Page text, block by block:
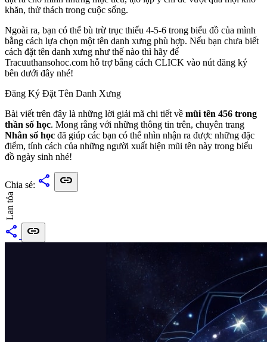
khăn, thử thách trong cuộc sống.
Ngoài ra, bạn có thể bù trừ trục thiếu 4-5-6 trong biểu đồ của mình
bằng cách lựa chọn một tên danh xưng phù hợp. Nếu bạn chưa biết
cách đặt tên danh xưng như thế nào thì hãy để
Tracuuthansohoc.com hỗ trợ bằng cách CLICK vào nút đăng ký
bên dưới đây nhé!
Đăng Ký Đặt Tên Danh Xưng
Bài viết trên đây là những lời giải mã chi tiết về mũi tên 456 trong
thần số học. Mong rằng với những thông tin trên, chuyên trang
Nhân số học đã giúp các bạn có thể nhìn nhận ra được những đặc
điểm, tính cách của những người xuất hiện mũi tên này trong biểu
đồ ngày sinh nhé!
Chia sẻ: share link
Lan tỏa
share link